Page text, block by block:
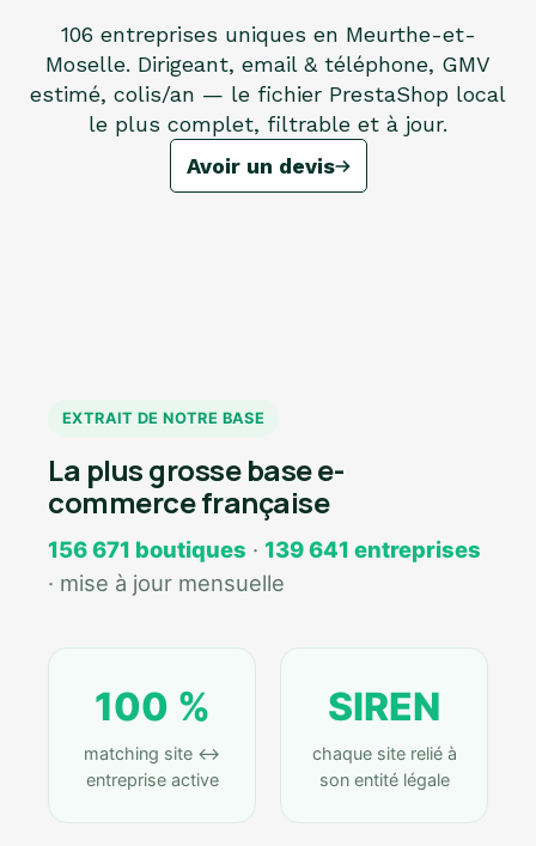
106 entreprises uniques en Meurthe-et-
Moselle. Dirigeant, email & téléphone, GMV
estimé, colis/an — le fichier PrestaShop local
le plus complet, filtrable et à jour.
Avoir un devis
EXTRAIT DE NOTRE BASE
La plus grosse base e-
commerce française
156 671 boutiques · 139 641 entreprises
· mise à jour mensuelle
100 %
matching site ↔
entreprise active
SIREN
chaque site relié à
son entité légale